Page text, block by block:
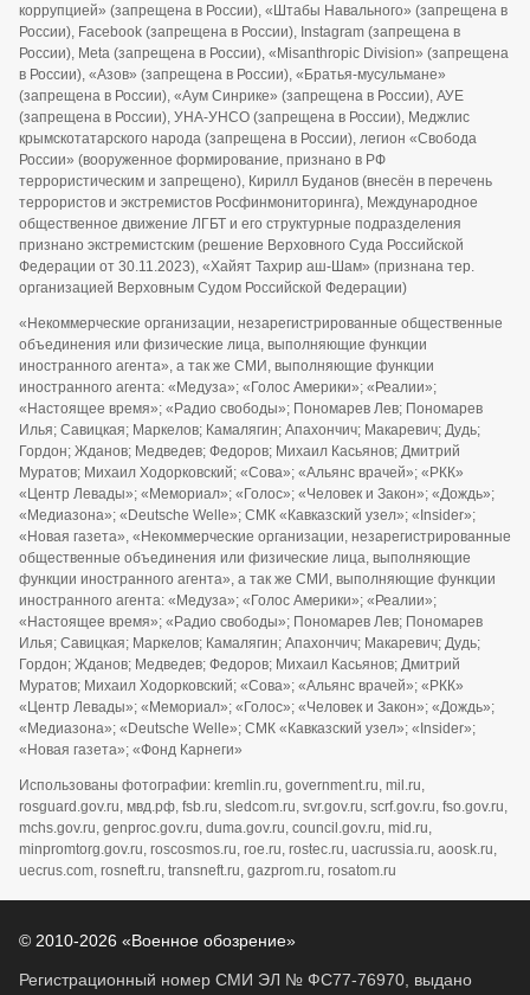
коррупцией» (запрещена в России), «Штабы Навального» (запрещена в
России), Facebook (запрещена в России), Instagram (запрещена в
России), Meta (запрещена в России), «Misanthropic Division» (запрещена
в России), «Азов» (запрещена в России), «Братья-мусульмане»
(запрещена в России), «Аум Синрике» (запрещена в России), АУЕ
(запрещена в России), УНА-УНСО (запрещена в России), Меджлис
крымскотатарского народа (запрещена в России), легион «Свобода
России» (вооруженное формирование, признано в РФ
террористическим и запрещено), Кирилл Буданов (внесён в перечень
террористов и экстремистов Росфинмониторинга), Международное
общественное движение ЛГБТ и его структурные подразделения
признано экстремистским (решение Верховного Суда Российской
Федерации от 30.11.2023), «Хайят Тахрир аш-Шам» (признана тер.
организацией Верховным Судом Российской Федерации)
«Некоммерческие организации, незарегистрированные общественные
объединения или физические лица, выполняющие функции
иностранного агента», а так же СМИ, выполняющие функции
иностранного агента: «Медуза»; «Голос Америки»; «Реалии»;
«Настоящее время»; «Радио свободы»; Пономарев Лев; Пономарев
Илья; Савицкая; Маркелов; Камалягин; Апахончич; Макаревич; Дудь;
Гордон; Жданов; Медведев; Федоров; Михаил Касьянов; Дмитрий
Муратов; Михаил Ходорковский; «Сова»; «Альянс врачей»; «РКК»
«Центр Левады»; «Мемориал»; «Голос»; «Человек и Закон»; «Дождь»;
«Медиазона»; «Deutsche Welle»; СМК «Кавказский узел»; «Insider»;
«Новая газета», «Некоммерческие организации, незарегистрированные
общественные объединения или физические лица, выполняющие
функции иностранного агента», а так же СМИ, выполняющие функции
иностранного агента: «Медуза»; «Голос Америки»; «Реалии»;
«Настоящее время»; «Радио свободы»; Пономарев Лев; Пономарев
Илья; Савицкая; Маркелов; Камалягин; Апахончич; Макаревич; Дудь;
Гордон; Жданов; Медведев; Федоров; Михаил Касьянов; Дмитрий
Муратов; Михаил Ходорковский; «Сова»; «Альянс врачей»; «РКК»
«Центр Левады»; «Мемориал»; «Голос»; «Человек и Закон»; «Дождь»;
«Медиазона»; «Deutsche Welle»; СМК «Кавказский узел»; «Insider»;
«Новая газета»; «Фонд Карнеги»
Использованы фотографии: kremlin.ru, government.ru, mil.ru,
rosguard.gov.ru, мвд.рф, fsb.ru, sledcom.ru, svr.gov.ru, scrf.gov.ru, fso.gov.ru,
mchs.gov.ru, genproc.gov.ru, duma.gov.ru, council.gov.ru, mid.ru,
minpromtorg.gov.ru, roscosmos.ru, roe.ru, rostec.ru, uacrussia.ru, aoosk.ru,
uecrus.com, rosneft.ru, transneft.ru, gazprom.ru, rosatom.ru
© 2010-2026 «Военное обозрение»
Регистрационный номер СМИ ЭЛ № ФС77-76970, выдано